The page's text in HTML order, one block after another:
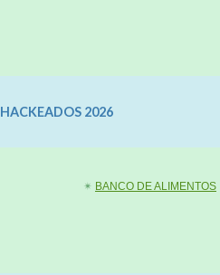
HACKEADOS 2026
✴︎ BANCO DE ALIMENTOS